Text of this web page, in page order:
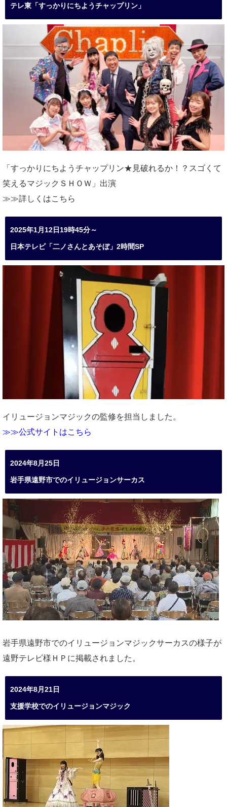
テレ東「すっかりにちようチャップリン」
「すっかりにちようチャップリン★見破れるか！？スゴくて
笑えるマジックＳＨＯＷ」出演
≫≫詳しくはこちら
2025年1月12日19時45分～
日本テレビ「二ノさんとあそぼ」2時間SP
イリュージョンマジックの監修を担当しました。
≫≫公式サイトはこちら
2024年8月25日
岩手県遠野市でのイリュージョンサーカス
岩手県遠野市でのイリュージョンマジックサーカスの様子が
遠野テレビ様ＨＰに掲載されました。
2024年8月21日
支援学校でのイリュージョンマジック